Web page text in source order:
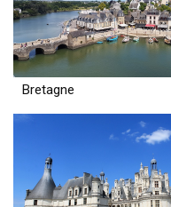
Bretagne